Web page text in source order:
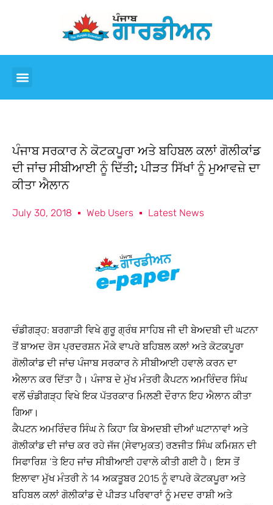
ਪੰਜਾਬ ਸਰਕਾਰ ਨੇ ਕੋਟਕਪੂਰਾ ਅਤੇ ਬਹਿਬਲ ਕਲਾਂ ਗੋਲੀਕਾਂਡ
ਦੀ ਜਾਂਚ ਸੀਬੀਆਈ ਨੂੰ ਦਿੱਤੀ; ਪੀੜਤ ਸਿੱਖਾਂ ਨੂੰ ਮੁਆਵਜ਼ੇ ਦਾ
ਕੀਤਾ ਐਲਾਨ
July 30, 2018 Web Users Latest News
ਚੰਡੀਗੜ੍ਹ: ਬਰਗਾੜੀ ਵਿਖੇ ਗੁਰੂ ਗ੍ਰੰਥ ਸਾਹਿਬ ਜੀ ਦੀ ਬੇਅਦਬੀ ਦੀ ਘਟਨਾ
ਤੋਂ ਬਾਅਦ ਰੋਸ ਪ੍ਰਦਰਸ਼ਨ ਮੌਕੇ ਵਾਪਰੇ ਬਹਿਬਲ ਕਲਾਂ ਅਤੇ ਕੋਟਕਪੂਰਾ
ਗੋਲੀਕਾਂਡ ਦੀ ਜਾਂਚ ਪੰਜਾਬ ਸਰਕਾਰ ਨੇ ਸੀਬੀਆਈ ਹਵਾਲੇ ਕਰਨ ਦਾ
ਐਲਾਨ ਕਰ ਦਿੱਤਾ ਹੈ। ਪੰਜਾਬ ਦੇ ਮੁੱਖ ਮੰਤਰੀ ਕੈਪਟਨ ਅਮਰਿੰਦਰ ਸਿੰਘ
ਵਲੋਂ ਚੰਡੀਗੜ੍ਹ ਵਿਖੇ ਇਕ ਪੱਤਰਕਾਰ ਮਿਲਣੀ ਦੌਰਾਨ ਇਹ ਐਲਾਨ ਕੀਤਾ
ਗਿਆ।
ਕੈਪਟਨ ਅਮਰਿੰਦਰ ਸਿੰਘ ਨੇ ਕਿਹਾ ਕਿ ਬੇਅਦਬੀ ਦੀਆਂ ਘਟਾਨਾਵਾਂ ਅਤੇ
ਗੋਲੀਕਾਂਡ ਦੀ ਜਾਂਚ ਕਰ ਰਹੇ ਜੱਜ (ਸੇਵਾਮੁਕਤ) ਰਣਜੀਤ ਸਿੰਘ ਕਮਿਸ਼ਨ ਦੀ
ਸਿਫਾਰਿਸ਼ ‘ਤੇ ਇਹ ਜਾਂਚ ਸੀਬੀਆਈ ਹਵਾਲੇ ਕੀਤੀ ਗਈ ਹੈ। ਇਸ ਤੋਂ
ਇਲਾਵਾ ਮੁੱਖ ਮੰਤਰੀ ਨੇ 14 ਅਕਤੂਬਰ 2015 ਨੂੰ ਵਾਪਰੇ ਕੋਟਕਪੂਰਾ ਅਤੇ
ਬਹਿਬਲ ਕਲਾਂ ਗੋਲੀਕਾਂਡ ਦੇ ਪੀੜਤ ਪਰਿਵਾਰਾਂ ਨੂੰ ਮਦਦ ਰਾਸ਼ੀ ਅਤੇ